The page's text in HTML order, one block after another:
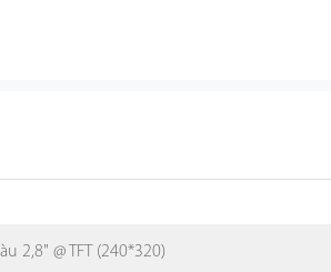
2,8" @ TFT (240*320)